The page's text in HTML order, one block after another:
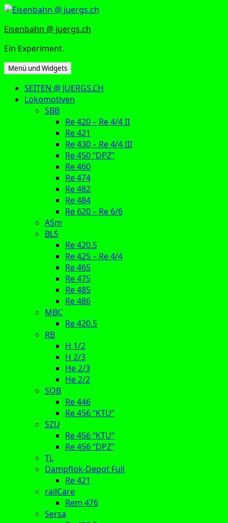
Zum
springen
Eisenbahn @ juergs.ch
Ein Experiment.
Menü und Widgets
SEITEN @ JUERGS.CH
Lokomotiven
SBB
Re 420 – Re 4/4 II
Re 421
Re 430 – Re 4/4 III
Re 450 “DPZ”
Re 460
Re 474
Re 482
Re 484
Re 620 – Re 6/6
ASm
BLS
Re 420.5
Re 425 – Re 4/4
Re 465
Re 475
Re 485
Re 486
MBC
Re 420.5
RB
H 1/2
H 2/3
He 2/3
He 2/2
SOB
Re 446
Re 456 “KTU”
SZU
Re 456 “KTU”
Re 456 “DPZ”
TL
Dampflok-Depot Full
Re 421
railCare
Rem 476
Sersa